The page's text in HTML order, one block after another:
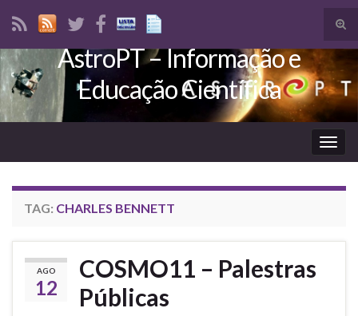
Search for:
AstroPT – Informação e
Educação Científica
TAG: CHARLES BENNETT
AGO
12
COSMO11 – Palestras
Públicas